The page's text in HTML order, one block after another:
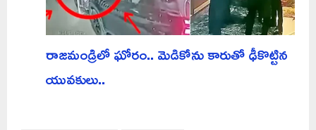
రాజమండ్రిలో ఘోరం.. మెడికోను కారుతో ఢీకొట్టిన
యువకులు..